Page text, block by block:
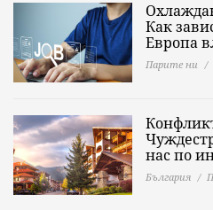
Как
Европа
Парите ни
нас по
България